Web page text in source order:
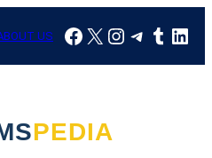
US Facebook
X Instagram